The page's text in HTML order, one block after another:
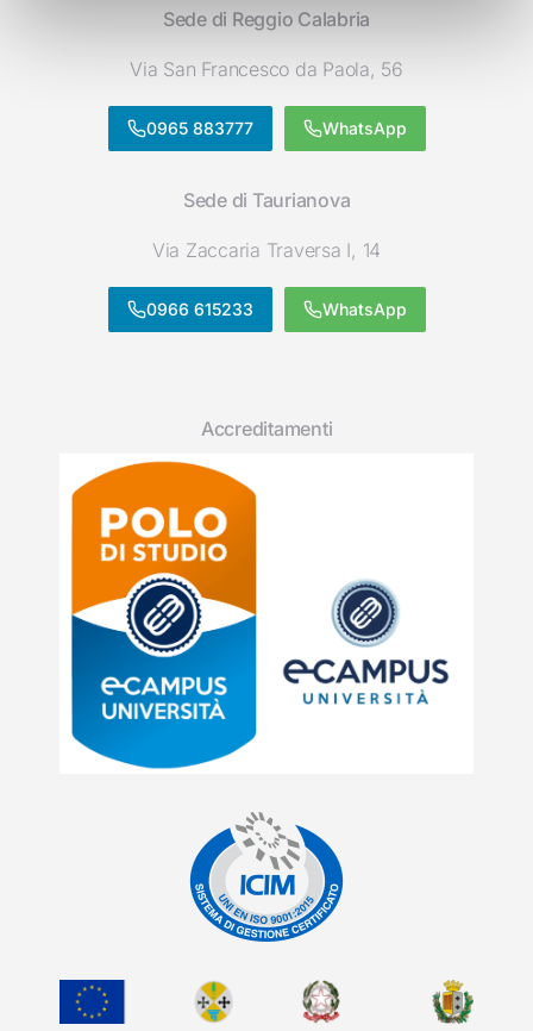
Sede di Reggio Calabria
Via San Francesco da Paola, 56
0965 883777 WhatsApp
Sede di Taurianova
Via Zaccaria Traversa I, 14
0966 615233 WhatsApp
Accreditamenti